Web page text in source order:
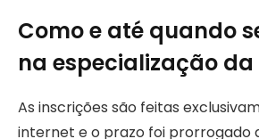
Como e até quando
na especialização da
As inscrições são feitas
internet e o prazo foi prorrogado